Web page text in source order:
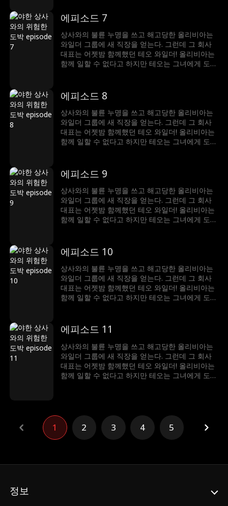
내기한다. 그러나 섹시한 보스의 공격 앞에 그녀는
얼마나 버틸 수 있을까?
에피소드 7
상사와의 불륜 누명을 쓰고 해고당한 올리비아는
와일더 그룹에 새 직장을 얻는다. 그런데 그 회사
대표는 어젯밤 함께했던 테오 와일더! 올리비아는
함께 일할 수 없다고 하지만 테오는 그녀에게 도전
내기한다. 그러나 섹시한 보스의 공격 앞에 그녀는
얼마나 버틸 수 있을까?
에피소드 8
상사와의 불륜 누명을 쓰고 해고당한 올리비아는
와일더 그룹에 새 직장을 얻는다. 그런데 그 회사
대표는 어젯밤 함께했던 테오 와일더! 올리비아는
함께 일할 수 없다고 하지만 테오는 그녀에게 도전
내기한다. 그러나 섹시한 보스의 공격 앞에 그녀는
얼마나 버틸 수 있을까?
에피소드 9
상사와의 불륜 누명을 쓰고 해고당한 올리비아는
와일더 그룹에 새 직장을 얻는다. 그런데 그 회사
대표는 어젯밤 함께했던 테오 와일더! 올리비아는
함께 일할 수 없다고 하지만 테오는 그녀에게 도전
내기한다. 그러나 섹시한 보스의 공격 앞에 그녀는
얼마나 버틸 수 있을까?
에피소드 10
상사와의 불륜 누명을 쓰고 해고당한 올리비아는
와일더 그룹에 새 직장을 얻는다. 그런데 그 회사
대표는 어젯밤 함께했던 테오 와일더! 올리비아는
함께 일할 수 없다고 하지만 테오는 그녀에게 도전
내기한다. 그러나 섹시한 보스의 공격 앞에 그녀는
얼마나 버틸 수 있을까?
에피소드 11
상사와의 불륜 누명을 쓰고 해고당한 올리비아는
와일더 그룹에 새 직장을 얻는다. 그런데 그 회사
대표는 어젯밤 함께했던 테오 와일더! 올리비아는
함께 일할 수 없다고 하지만 테오는 그녀에게 도전
얼마나 버틸 수 있을까?
1 2 3 4 5
정보